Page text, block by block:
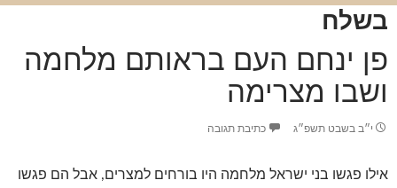
בשלח
פן ינחם העם בראותם מלחמה
ושבו מצרימה
י״ב בשבט תשפ״ג כתיבת תגובה
אילו פגשו בני ישראל מלחמה היו בורחים למצרים, אבל הם פגשו